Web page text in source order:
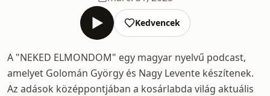
Kedvencek
A "NEKED ELMONDOM" egy magyar nyelvű podcast,
amelyet Golomán György és Nagy Levente készítenek.
Az adások középpontjában a kosárlabda világ aktuális